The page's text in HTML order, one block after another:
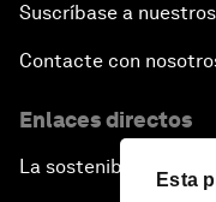
Esta
Suscríbase a
Contacte con
Enlaces directos
La sostenibilidad en el